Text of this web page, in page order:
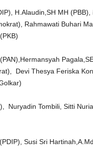
H.Alaudin,SH MH
Rahmawati Buhari
Devi Thesya Feriska
Nuryadin Tombili, Sitti
Susi Sri